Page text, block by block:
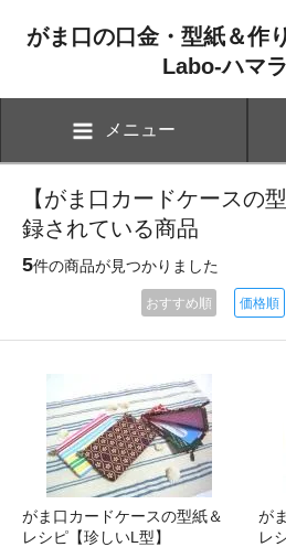
がま口の口金・型紙＆作
Labo-ハマラ
メニュー
【がま口カードケースの
録されている商品
5件の商品が見つかりました
おすすめ順 価格順
がま口カードケースの型紙＆
レシピ【珍しいL型】
が
レ